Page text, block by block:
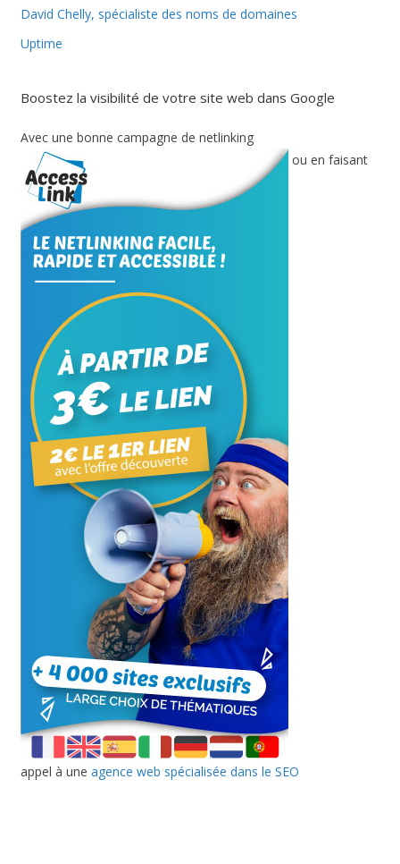
David Chelly, spécialiste des noms de domaines
Uptime
Boostez la visibilité de votre site web dans Google
Avec une bonne campagne de netlinking
ou en faisant
appel à une agence web spécialisée dans le SEO